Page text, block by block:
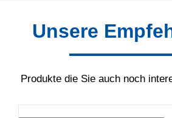
Unsere
Produkte die Sie auch noch